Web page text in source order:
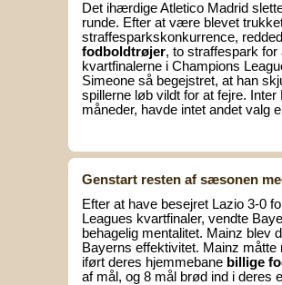
Det ihærdige Atletico Madrid
runde. Efter at være blevet
straffesparkskonkurrence,
fodboldtrøjer, to straffespark
kvartfinalerne i Champions
Simeone så begejstret, at han
spillerne løb vildt for at fejre.
måneder, havde intet andet valg
Genstart resten af sæsonen
Efter at have besejret Lazio 3-0
Leagues kvartfinaler, vendte
behagelig mentalitet. Mainz blev
Bayerns effektivitet. Mainz
iført deres hjemmebane billige
af mål, og 8 mål brød ind i deres